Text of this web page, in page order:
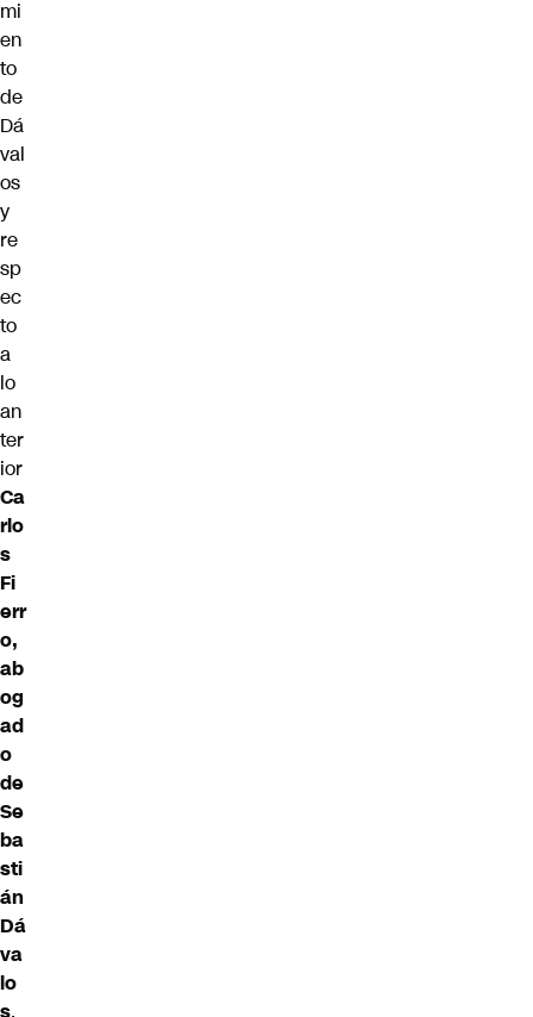
mi
en
to
de
Dá
val
os
y
re
sp
ec
to
a
lo
an
ter
ior
Ca
rlo
s
Fi
err
o,
ab
og
ad
o
de
Se
ba
sti
án
Dá
va
lo
s,